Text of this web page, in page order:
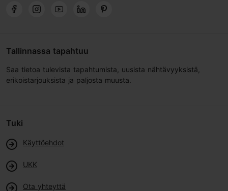
Tallinnassa tapahtuu
Saa tietoa tulevista tapahtumista, uusista nähtävyyksistä,
erikoistarjouksista ja paljosta muusta.
Tuki
Käyttöehdot
UKK
Ota yhteyttä